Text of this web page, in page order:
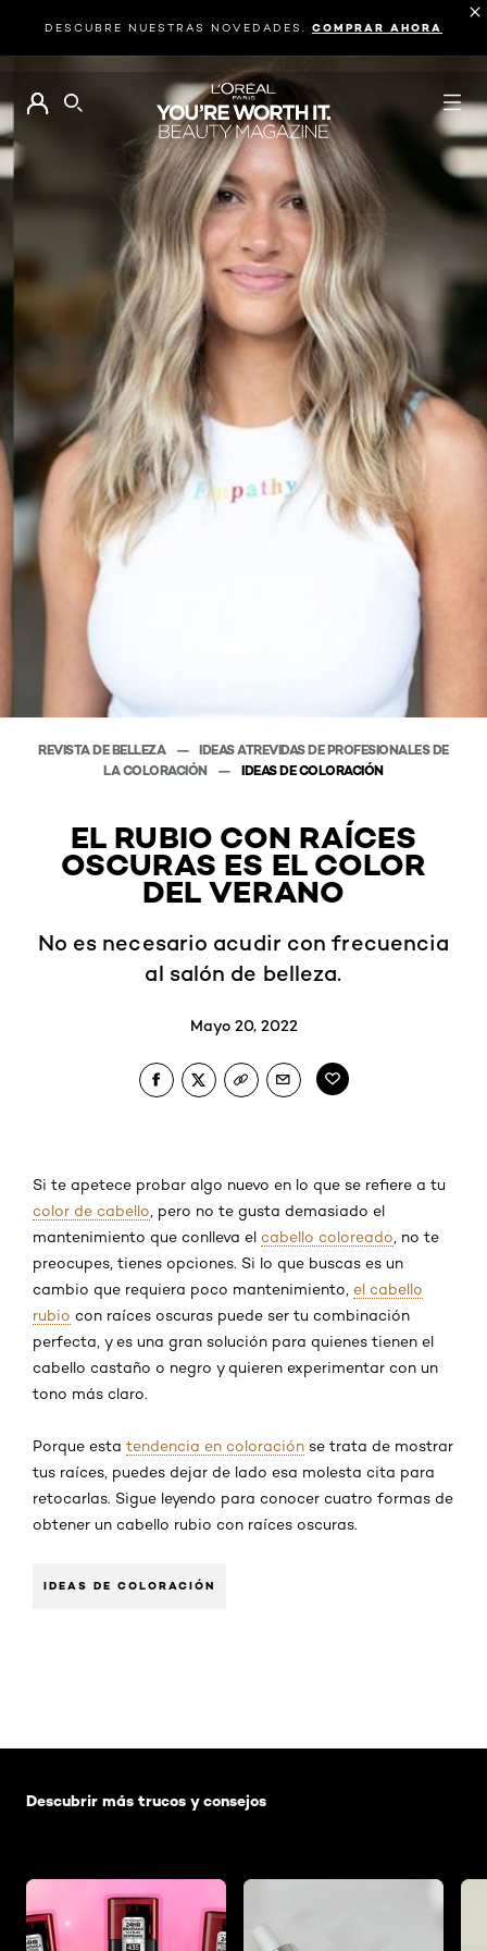
DESCUBRE NUESTRAS NOVEDADES. COMPRAR AHORA
BUSCAR
REVISTA DE BELLEZA
IDEAS ATREVIDAS DE PROFESIONALES DE
LA COLORACIÓN
IDEAS DE COLORACIÓN
EL RUBIO CON RAÍCES
OSCURAS ES EL COLOR
DEL VERANO
No es necesario acudir con frecuencia
al salón de belleza.
Mayo 20, 2022
Si te apetece probar algo nuevo en lo que se refiere a tu
color de cabello , pero no te gusta demasiado el
mantenimiento que conlleva el cabello coloreado , no te
preocupes, tienes opciones. Si lo que buscas es un
cambio que requiera poco mantenimiento, el cabello
rubio con raíces oscuras puede ser tu combinación
perfecta, y es una gran solución para quienes tienen el
cabello castaño o negro y quieren experimentar con un
tono más claro.
Porque esta tendencia en coloración se trata de mostrar
tus raíces, puedes dejar de lado esa molesta cita para
retocarlas. Sigue leyendo para conocer cuatro formas de
obtener un cabello rubio con raíces oscuras.
IDEAS DE COLORACIÓN
Descubrir más trucos y consejos